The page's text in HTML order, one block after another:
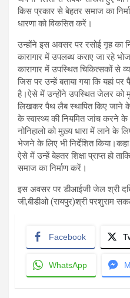
किस प्रकार से बेहतर समाज का
धारणा को विकसित करें।
उन्होंने इस अवसर पर रसोई गृह का
कारागार में उपलब्ध कराए जा रहे
कारागार में उपस्थित चिकित्सकों से
जिस पर उन्हें बताया गया कि यहां पर
है।ऐसे में उन्होंने उपस्थित जेलर को
लिखकर पैथ लैब स्थापित किए जाने के
के स्वास्थ्य की नियमित जांच करने के
नोनिहालो को मुख़्य धारा में लाने के
भेजने के लिए भी निर्देशित
ऐसे में उन्हें बेहतर शिक्षा प्राप्त हो
समाज का निर्माण करें।
इस अवसर पर डीआईजी जेल श्री
जी,बीडीओ (रायपुर)श्री परशुराम
Facebook
WhatsApp